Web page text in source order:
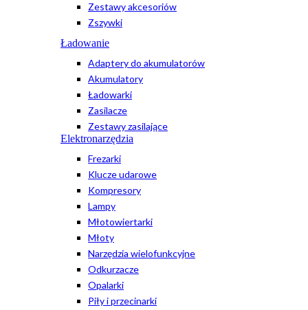
Zestawy akcesoriów
Zszywki
Ładowanie
Adaptery do akumulatorów
Akumulatory
Ładowarki
Zasilacze
Zestawy zasilające
Elektronarzędzia
Frezarki
Klucze udarowe
Kompresory
Lampy
Młotowiertarki
Młoty
Narzędzia wielofunkcyjne
Odkurzacze
Opalarki
Piły i przecinarki